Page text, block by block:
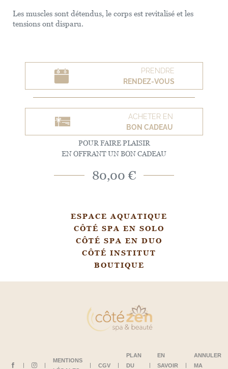
Les muscles sont détendus, le corps est revitalisé et les
tensions ont disparu.
PRENDRE
RENDEZ-VOUS
ACHETER EN
BON CADEAU
POUR FAIRE PLAISIR
EN OFFRANT UN BON CADEAU
80,00 €
ESPACE AQUATIQUE
CÔTÉ SPA EN SOLO
CÔTÉ SPA EN DUO
CÔTÉ INSTITUT
BOUTIQUE
MENTIONS
CGV
PLAN
DU
EN
SAVOIR
ANNULER
MA